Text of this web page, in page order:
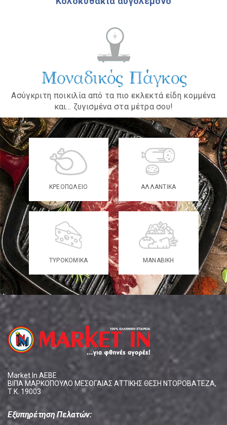
Μοναδικός Πάγκος
Ασύγκριτη ποικιλία από τα πιο εκλεκτά είδη κομμένα
και... ζυγισμένα στα μέτρα σου!
ΚΡΕΟΠΩΛΕΙΟ ΑΛΛΑΝΤΙΚΑ
ΤΥΡΟΚΟΜΙΚΑ ΜΑΝΑΒΙΚΗ
Market In ΑΕΒΕ
ΒΙΠΑ ΜΑΡΚΟΠΟΥΛΟ ΜΕΣΟΓΑΙΑΣ ΑΤΤΙΚΗΣ ΘΕΣΗ ΝΤΟΡΟΒΑΤΕΖΑ,
Τ.Κ. 19003
Εξυπηρέτηση Πελατών: